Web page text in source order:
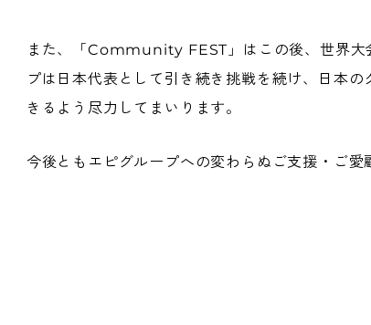
また、「Community FEST」はこの後、世界大
プは日本代表として引き続き挑戦を続け、日本
きるよう尽力してまいります。
今後ともエピグループへの変わらぬご支援・ご